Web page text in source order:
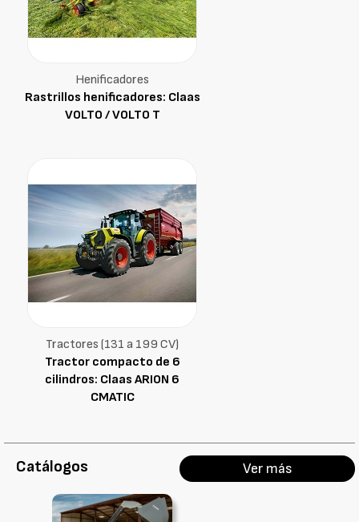
Henificadores
Rastrillos henificadores: Claas
VOLTO / VOLTO T
Tractores (131 a 199 CV)
Tractor compacto de 6
cilindros: Claas ARION 6
CMATIC
Catálogos Ver más